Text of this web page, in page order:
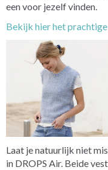
een voor jezelf vinden.
Bekijk hier het
Laat je natuurlijk niet
in DROPS Air. Beide